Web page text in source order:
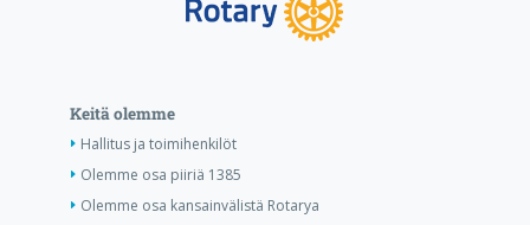
Keitä olemme
Hallitus ja toimihenkilöt
Olemme osa piiriä 1385
Olemme osa kansainvälistä Rotarya